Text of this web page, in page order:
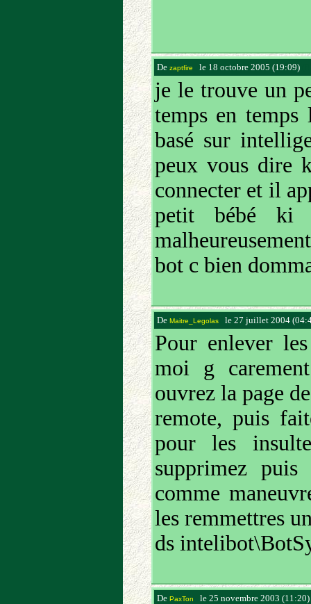
De zaptfire le 18 octobre 2005 (19:09)
je le trouve un
temps en
basé sur
peux vous dire
connecter et il
petit bébé ki
bot c bien
De Maitre_Legolasle 27 juillet 2004
Pour enlever
moi g
ouvrez la page
remote, puis
pour les
supprimez
comme
les remmettres
ds
De PaxTon le 25 novembre 2003 (11:20)